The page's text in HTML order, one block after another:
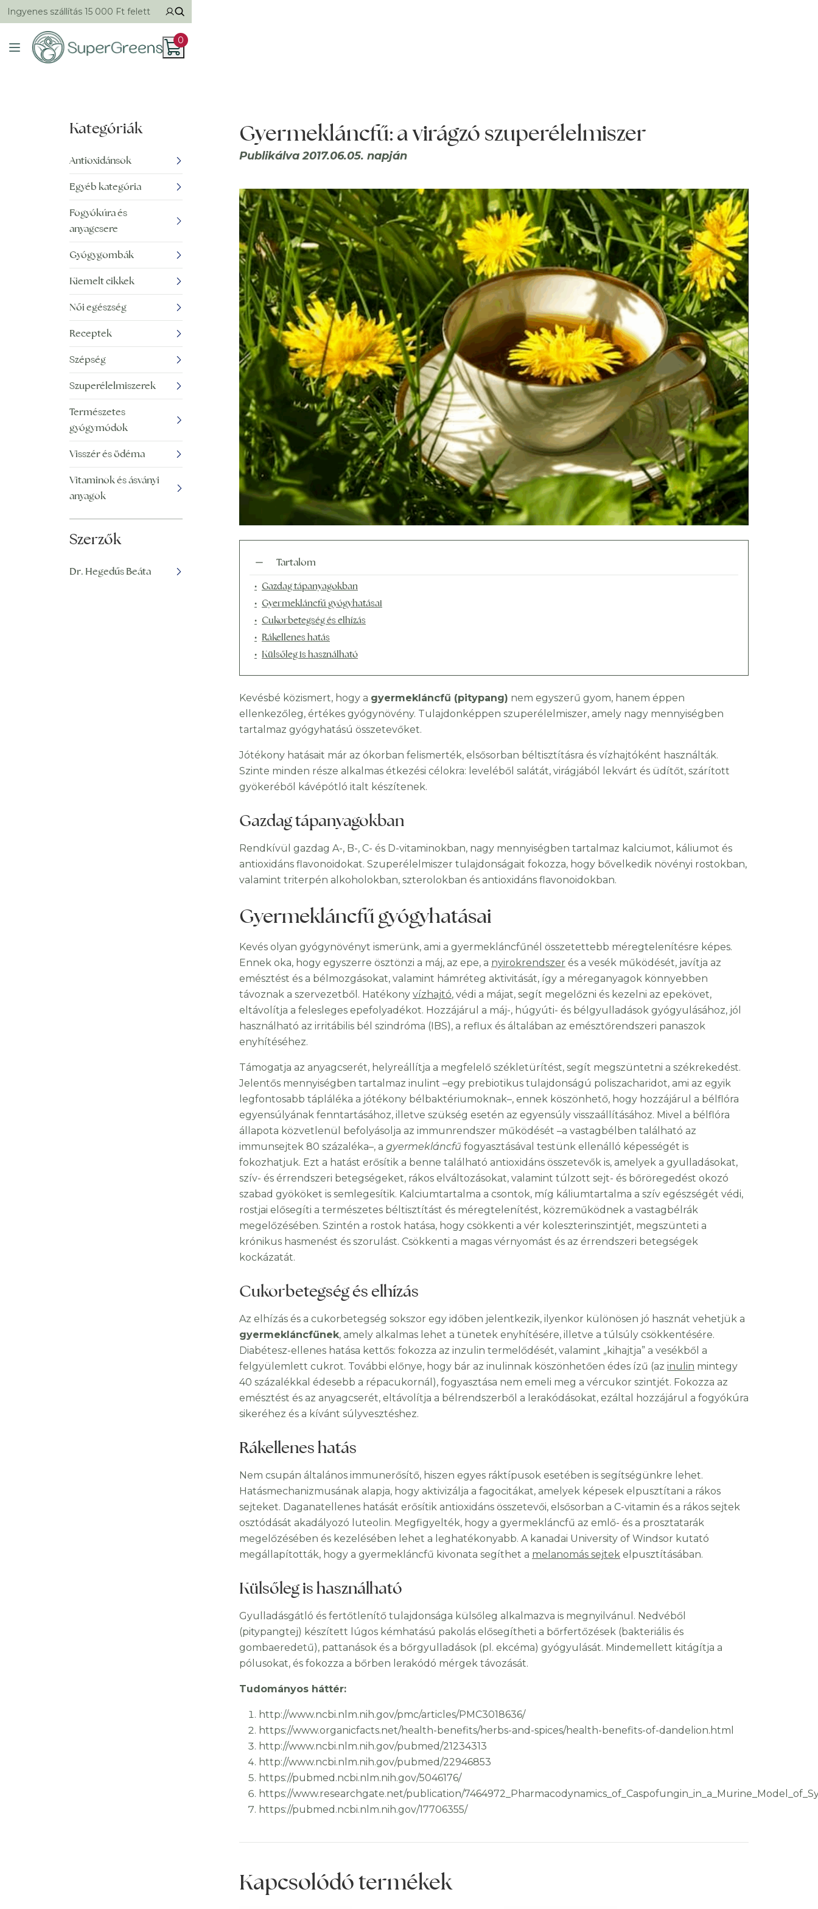
Ingyenes szállítás 15 000 Ft felett
0
Gyermekláncfű: a virágzó szuperélelmiszer
Publikálva 2017.06.05. napján
Tartalom
Gazdag tápanyagokban
Gyermekláncfű gyógyhatásai
Cukorbetegség és elhízás
Rákellenes hatás
Külsőleg is használható
Kevésbé közismert, hogy a gyermekláncfű (pitypang) nem egyszerű gyom, hanem éppen
ellenkezőleg, értékes gyógynövény. Tulajdonképpen szuperélelmiszer, amely nagy mennyiségben
tartalmaz gyógyhatású összetevőket.
Jótékony hatásait már az ókorban felismerték, elsősorban béltisztításra és vízhajtóként használták.
Szinte minden része alkalmas étkezési célokra: leveléből salátát, virágjából lekvárt és üdítőt, szárított
gyökeréből kávépótló italt készítenek.
Gazdag tápanyagokban
Rendkívül gazdag A-, B-, C- és D-vitaminokban, nagy mennyiségben tartalmaz kalciumot, káliumot és
antioxidáns flavonoidokat. Szuperélelmiszer tulajdonságait fokozza, hogy bővelkedik növényi rostokban,
valamint triterpén alkoholokban, szterolokban és antioxidáns flavonoidokban.
Gyermekláncfű gyógyhatásai
Kevés olyan gyógynövényt ismerünk, ami a gyermekláncfűnél összetettebb méregtelenítésre képes.
Ennek oka, hogy egyszerre ösztönzi a máj, az epe, a nyirokrendszer és a vesék működését, javítja az
emésztést és a bélmozgásokat, valamint hámréteg aktivitását, így a méreganyagok könnyebben
távoznak a szervezetből. Hatékony vízhajtó, védi a májat, segít megelőzni és kezelni az epekövet,
eltávolítja a felesleges epefolyadékot. Hozzájárul a máj-, húgyúti- és bélgyulladások gyógyulásához, jól
használható az irritábilis bél szindróma (IBS), a reflux és általában az emésztőrendszeri panaszok
enyhítéséhez.
Támogatja az anyagcserét, helyreállítja a megfelelő székletürítést, segít megszüntetni a székrekedést.
Jelentős mennyiségben tartalmaz inulint –egy prebiotikus tulajdonságú poliszacharidot, ami az egyik
legfontosabb tápláléka a jótékony bélbaktériumoknak–, ennek köszönhető, hogy hozzájárul a bélflóra
egyensúlyának fenntartásához, illetve szükség esetén az egyensúly visszaállításához. Mivel a bélflóra
állapota közvetlenül befolyásolja az immunrendszer működését –a vastagbélben található az
immunsejtek 80 százaléka–, a gyermekláncfű fogyasztásával testünk ellenálló képességét is
fokozhatjuk. Ezt a hatást erősítik a benne található antioxidáns összetevők is, amelyek a gyulladásokat,
szív- és érrendszeri betegségeket, rákos elváltozásokat, valamint túlzott sejt- és bőröregedést okozó
szabad gyököket is semlegesítik. Kalciumtartalma a csontok, míg káliumtartalma a szív egészségét védi,
rostjai elősegíti a természetes béltisztítást és méregtelenítést, közreműködnek a vastagbélrák
megelőzésében. Szintén a rostok hatása, hogy csökkenti a vér koleszterinszintjét, megszünteti a
krónikus hasmenést és szorulást. Csökkenti a magas vérnyomást és az érrendszeri betegségek
kockázatát.
Cukorbetegség és elhízás
Az elhízás és a cukorbetegség sokszor egy időben jelentkezik, ilyenkor különösen jó hasznát vehetjük a
gyermekláncfűnek, amely alkalmas lehet a tünetek enyhítésére, illetve a túlsúly csökkentésére.
Diabétesz-ellenes hatása kettős: fokozza az inzulin termelődését, valamint „kihajtja” a vesékből a
felgyülemlett cukrot. További előnye, hogy bár az inulinnak köszönhetően édes ízű (az inulin mintegy
40 százalékkal édesebb a répacukornál), fogyasztása nem emeli meg a vércukor szintjét. Fokozza az
emésztést és az anyagcserét, eltávolítja a bélrendszerből a lerakódásokat, ezáltal hozzájárul a fogyókúra
sikeréhez és a kívánt súlyvesztéshez.
Rákellenes hatás
Nem csupán általános immunerősítő, hiszen egyes ráktípusok esetében is segítségünkre lehet.
Hatásmechanizmusának alapja, hogy aktivizálja a fagocitákat, amelyek képesek elpusztítani a rákos
sejteket. Daganatellenes hatását erősítik antioxidáns összetevői, elsősorban a C-vitamin és a rákos sejtek
osztódását akadályozó luteolin. Megfigyelték, hogy a gyermekláncfű az emlő- és a prosztatarák
megelőzésében és kezelésében lehet a leghatékonyabb. A kanadai University of Windsor kutató
megállapították, hogy a gyermekláncfű kivonata segíthet a melanomás sejtek elpusztításában.
Külsőleg is használható
Gyulladásgátló és fertőtlenítő tulajdonsága külsőleg alkalmazva is megnyilvánul. Nedvéből
(pitypangtej) készített lúgos kémhatású pakolás elősegítheti a bőrfertőzések (bakteriális és
gombaeredetű), pattanások és a bőrgyulladások (pl. ekcéma) gyógyulását. Mindemellett kitágítja a
pólusokat, és fokozza a bőrben lerakódó mérgek távozását.
Tudományos háttér:
http://www.ncbi.nlm.nih.gov/pmc/articles/PMC3018636/
https://www.organicfacts.net/health-benefits/herbs-and-spices/health-benefits-of-dandelion.html
http://www.ncbi.nlm.nih.gov/pubmed/21234313
http://www.ncbi.nlm.nih.gov/pubmed/22946853
https://pubmed.ncbi.nlm.nih.gov/5046176/
https://www.researchgate.net/publication/
https://pubmed.ncbi.nlm.nih.gov/17706355/
Kapcsolódó termékek
Kategóriák
Antioxidánsok
Egyéb kategória
Fogyókúra és
anyagcsere
Gyógygombák
Kiemelt cikkek
Női egészség
Receptek
Szépség
Szuperélelmiszerek
Természetes
gyógymódok
Visszér és ödéma
Vitaminok és ásványi
anyagok
Szerzők
Dr. Hegedűs Beáta